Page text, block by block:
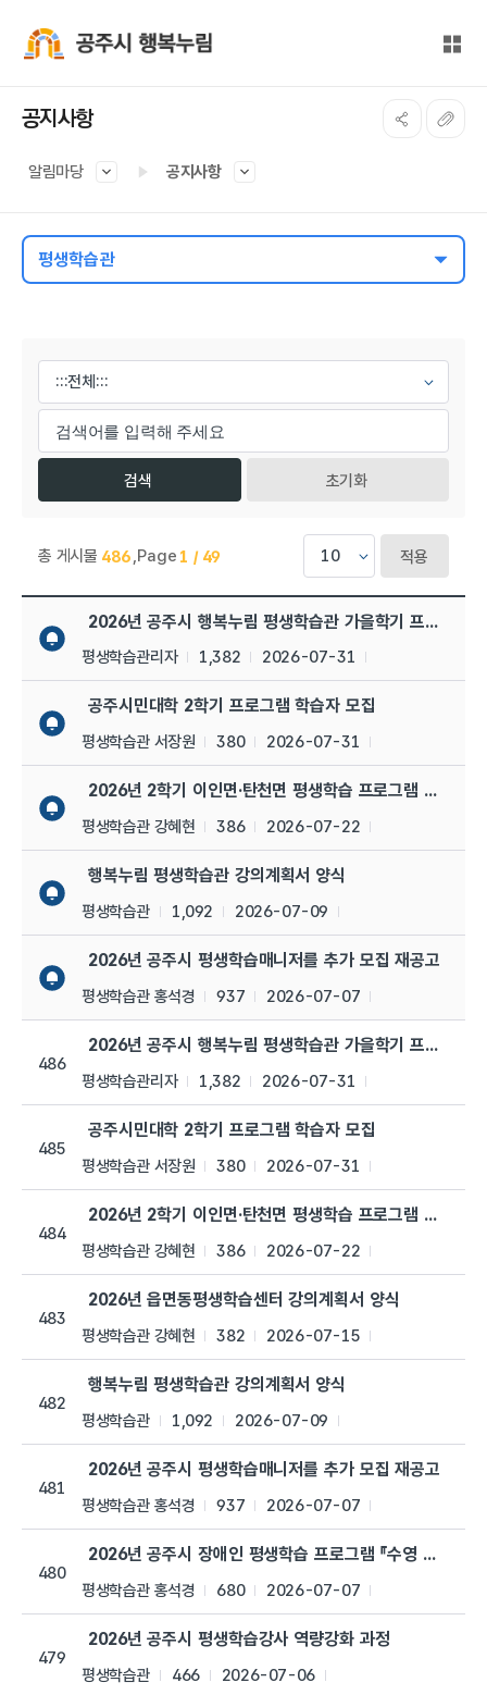
전체
공지사항
알림마당 공지사항
평생학습관
초기화
총 게시물 486 ,Page 1 / 49 적용
평생학습관 > 공지사항 목록으로 번호, 제목, 작성자, 조회수,등록
2026년 공주시 행복누림 평생학습관 가을학기 프로그램
평생학습관리자 1,382 2026-07-31
공주시민대학 2학기 프로그램 학습자 모집
평생학습관 서장원 380 2026-07-31
2026년 2학기 이인면·탄천면 평생학습 프로그램 수강생
평생학습관 강혜현 386 2026-07-22
행복누림 평생학습관 강의계획서 양식
평생학습관 1,092 2026-07-09
2026년 공주시 평생학습매니저를 추가 모집 재공고
평생학습관 홍석경 937 2026-07-07
486
2026년 공주시 행복누림 평생학습관 가을학기 프로그램
평생학습관리자 1,382 2026-07-31
485
공주시민대학 2학기 프로그램 학습자 모집
평생학습관 서장원 380 2026-07-31
484
2026년 2학기 이인면·탄천면 평생학습 프로그램 수강생
평생학습관 강혜현 386 2026-07-22
483
2026년 읍면동평생학습센터 강의계획서 양식
평생학습관 강혜현 382 2026-07-15
482
행복누림 평생학습관 강의계획서 양식
평생학습관 1,092 2026-07-09
481
2026년 공주시 평생학습매니저를 추가 모집 재공고
평생학습관 홍석경 937 2026-07-07
480
2026년 공주시 장애인 평생학습 프로그램 『수영 B반』추
평생학습관 홍석경 680 2026-07-07
479
2026년 공주시 평생학습강사 역량강화 과정
평생학습관 466 2026-07-06